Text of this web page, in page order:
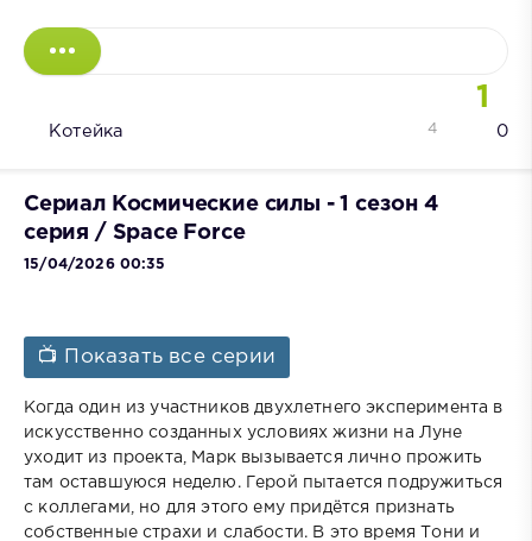
1
Котейка 0
4
Сериал Космические силы - 1 сезон 4
серия / Space Force
15/04/2026 00:35
📺 Показать все серии
Когда один из участников двухлетнего эксперимента в
искусственно созданных условиях жизни на Луне
уходит из проекта, Марк вызывается лично прожить
там оставшуюся неделю. Герой пытается подружиться
с коллегами, но для этого ему придётся признать
собственные страхи и слабости. В это время Тони и